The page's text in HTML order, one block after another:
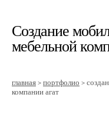
Создание
мебельной
главная > портфолио >
компании агат